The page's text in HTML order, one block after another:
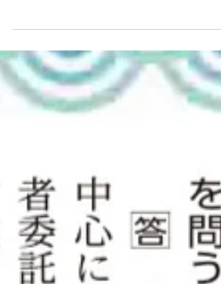
2025年9月15日
長岡京市で青年局街宣
青年局で共に活動を頑張る八木ゆうき 青年局次長
の地元 長岡京市で街宣活動を行いました。 能勢
議、津田府議、加藤京都市議、角元学生部長とい
期待してくださってることが伝わりました。 石破
総理の辞任発表がありまして、これからフルスペ
ックの総裁選が始まりますが、ただ新しい総裁を
きめるのではなく、新総裁のもと自民党を作り直
すくらいに、これまで以上に国民の声をスピード
感もって応えていかないといけないです。 こうし
たご期待に応えていけるように、地に足ついた政
策を実行していきます。